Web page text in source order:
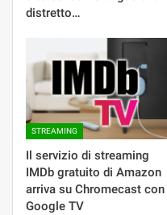
distretto…
STREAMING
Il servizio di streaming
IMDb gratuito di Amazon
arriva su Chromecast con
Google TV